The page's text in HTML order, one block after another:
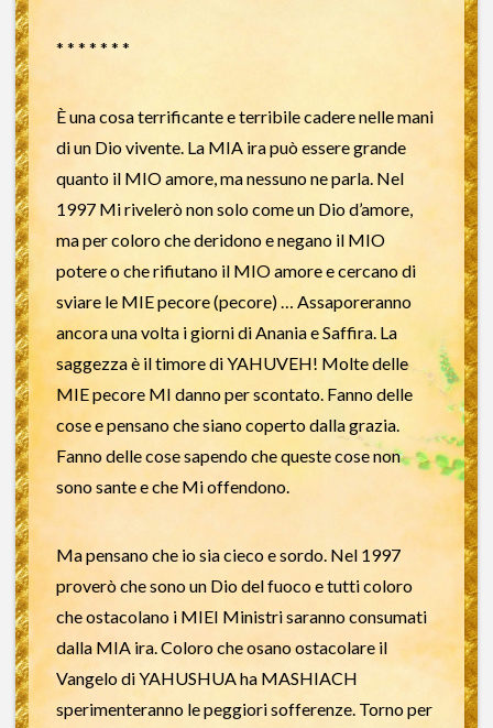
* * * * * * *
È una cosa terrificante e terribile cadere nelle mani
di un Dio vivente. La MIA ira può essere grande
quanto il MIO amore, ma nessuno ne parla. Nel
1997 Mi rivelerò non solo come un Dio d’amore,
ma per coloro che deridono e negano il MIO
potere o che rifiutano il MIO amore e cercano di
sviare le MIE pecore (pecore) … Assaporeranno
ancora una volta i giorni di Anania e Saffira. La
saggezza è il timore di YAHUVEH! Molte delle
MIE pecore MI danno per scontato. Fanno delle
cose e pensano che siano coperto dalla grazia.
Fanno delle cose sapendo che queste cose non
sono sante e che Mi offendono.
Ma pensano che io sia cieco e sordo. Nel 1997
proverò che sono un Dio del fuoco e tutti coloro
che ostacolano i MIEI Ministri saranno consumati
dalla MIA ira. Coloro che osano ostacolare il
Vangelo di YAHUSHUA ha MASHIACH
sperimenteranno le peggiori sofferenze. Torno per